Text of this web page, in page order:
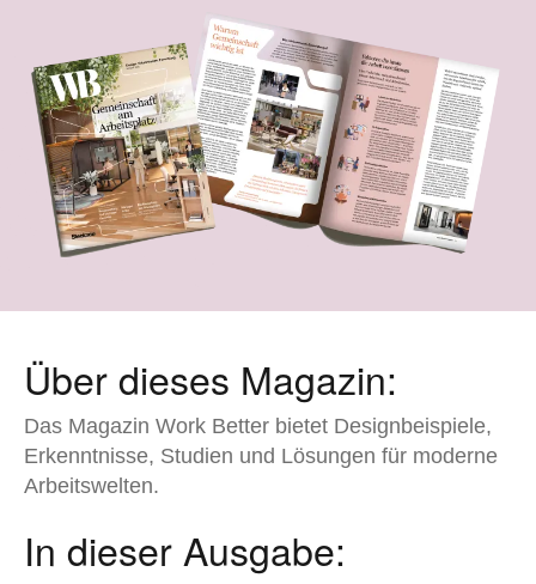
Über dieses Magazin:
Das Magazin Work Better bietet Designbeispiele,
Erkenntnisse, Studien und Lösungen für moderne
Arbeitswelten.
In dieser Ausgabe: